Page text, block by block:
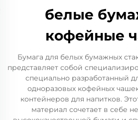
белые
кофейные
Бумага для белых бумажных
представляет собой
специально разработанный
одноразовых кофейных
контейнеров для напитков.
материал сочетает в себе